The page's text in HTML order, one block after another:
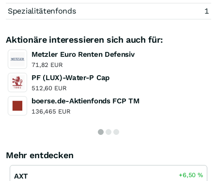
Spezialitätenfonds
1
Aktionäre interessieren sich auch für:
Metzler Euro Renten Defensiv
71,82 EUR
PF (LUX)-Water-P Cap
512,60 EUR
boerse.de-Aktienfonds FCP TM
136,465 EUR
Mehr entdecken
AXT +6,50%